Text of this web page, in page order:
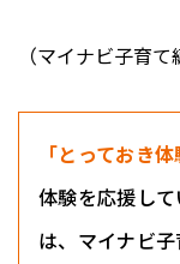
（マイナビ子育て
「とっておき体
体験を応援し
は、マイナビ